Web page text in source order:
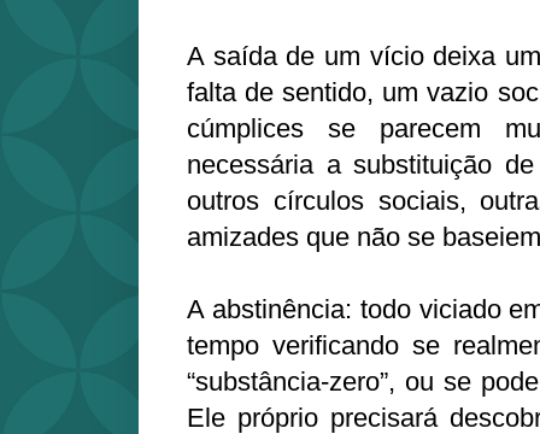
A saída de um vício deixa
falta de sentido, um vazio
cúmplices se parecem
necessária a substituição
outros círculos sociais,
amizades que não se
A abstinência: todo viciado
tempo verificando se
“substância-zero”, ou se
Ele próprio precisará